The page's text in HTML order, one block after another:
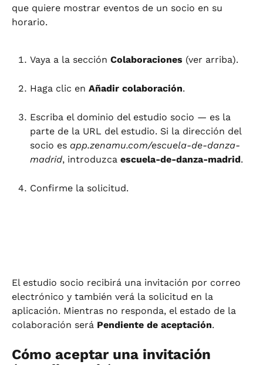
que quiere mostrar eventos de un socio en su
horario.
Vaya a la sección Colaboraciones (ver arriba).
Haga clic en Añadir colaboración.
Escriba el dominio del estudio socio — es la
parte de la URL del estudio. Si la dirección del
socio es app.zenamu.com/escuela-de-danza-
madrid, introduzca escuela-de-danza-madrid.
Confirme la solicitud.
El estudio socio recibirá una invitación por correo
electrónico y también verá la solicitud en la
aplicación. Mientras no responda, el estado de la
colaboración será Pendiente de aceptación.
Cómo aceptar una invitación